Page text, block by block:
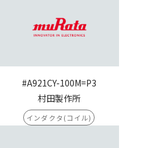
#A921CY-100M=P3
村田製作所
インダクタ(コイル)